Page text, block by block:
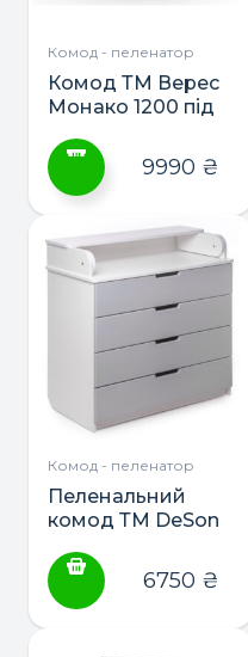
сторінці
товару
Комод - пеленатор
Комод ТМ Верес
Монако 1200 під
пеленатор
товар
має
варіантів.
Параметри
можна
вибрати
сторінці
товару
9990 ₴
Комод - пеленатор
Пеленальний
комод ТМ DeSon
90” (900), МДФ
фасад
6750 ₴